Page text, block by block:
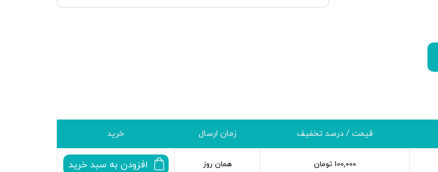
قیمت / درصد تخفیف زمان ارسال خرید
100,000 تومان همان روز افزودن به سبد خرید